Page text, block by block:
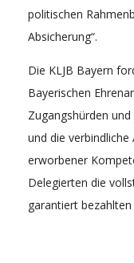
politischen
Absicherung“.
Die KLJB Bayern
Bayerischen
Zugangshürden
und die
erworbener
Delegierten die
garantiert